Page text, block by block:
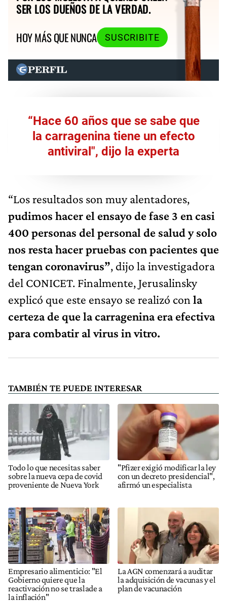
SER LOS DUEÑOS DE LA VERDAD.
HOY MÁS QUE NUNCA
SUSCRIBITE
“Hace 60 años que se sabe que
la carragenina tiene un efecto
antiviral", dijo la experta
“Los resultados son muy alentadores,
pudimos hacer el ensayo de fase 3 en casi
400 personas del personal de salud y solo
nos resta hacer pruebas con pacientes que
tengan coronavirus”, dijo la investigadora
del CONICET. Finalmente, Jerusalinsky
explicó que este ensayo se realizó con la
certeza de que la carragenina era efectiva
para combatir al virus in vitro.
TAMBIÉN TE PUEDE INTERESAR
Todo lo que necesitas saber
sobre la nueva cepa de covid
proveniente de Nueva York
"Pfizer exigió modificar la ley
con un decreto presidencial",
afirmó un especialista
Empresario alimenticio: "El
Gobierno quiere que la
reactivación no se traslade a
la inflación"
La AGN comenzará a auditar
la adquisición de vacunas y el
plan de vacunación